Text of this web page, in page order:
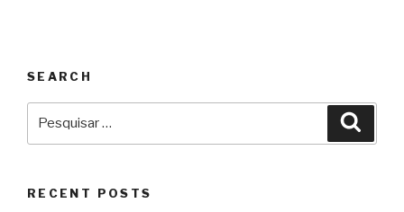
SEARCH
RECENT POSTS